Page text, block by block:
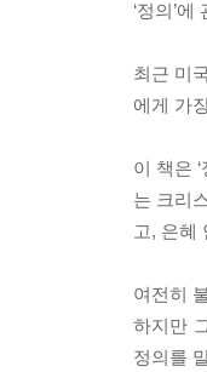
‘정의’
최근 미
에게 가
이 책은
는 크리
고, 은혜
여전히
하지만
정의를